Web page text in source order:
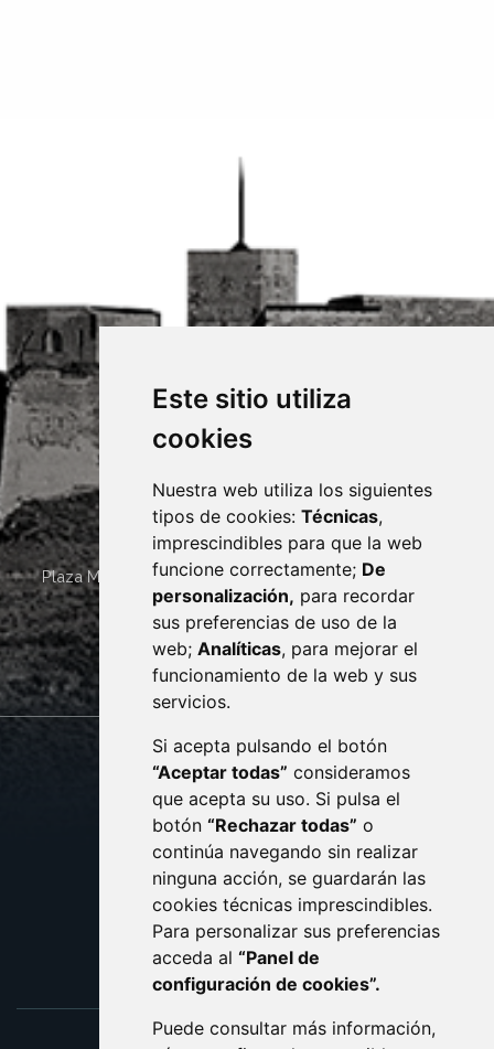
Este sitio utiliza
cookies
Nuestra web utiliza los siguientes
tipos de cookies: Técnicas,
imprescindibles para que la web
funcione correctamente; De
personalización, para recordar
sus preferencias de uso de la
web; Analíticas, para mejorar el
funcionamiento de la web y sus
servicios.
Si acepta pulsando el botón
“Aceptar todas” consideramos
que acepta su uso. Si pulsa el
botón “Rechazar todas” o
continúa navegando sin realizar
ninguna acción, se guardarán las
cookies técnicas imprescindibles.
Para personalizar sus preferencias
acceda al “Panel de
configuración de cookies”.
Puede consultar más información,
Plaza Mayor 4 22400 MONZÓN - ARAGÓN (ESPAÑA)
· (34) 974 400 700 ·
sac@monzon.es
monzon.es
CONTACTO
AVISO LEGAL
PROTECCIÓN DE DATOS
POLÍTICA DE COOKIES
ACCESIBILIDAD
ENLACE EXTERNO AL